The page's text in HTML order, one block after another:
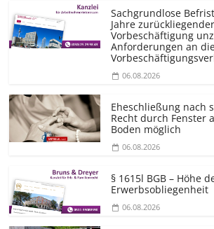
Sachgrundlose
Jahre zurückliegender
Vorbeschäftigung
Anforderungen an
06.08.2026
Eheschließung nach
Recht durch Fenster
Boden möglich
06.08.2026
§ 1615l BGB – Höhe
Erwerbsobliegenheit
06.08.2026